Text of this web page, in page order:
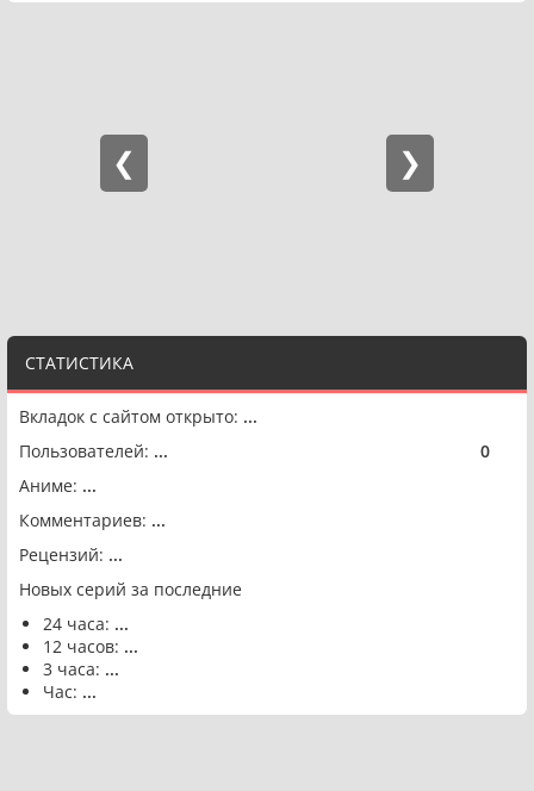
СТАТИСТИКА
Вкладок с сайтом открыто: ...
Пользователей: ... 0
Аниме: ...
Комментариев: ...
Рецензий: ...
Новых серий за последние
24 часа: ...
12 часов: ...
3 часа: ...
Час: ...